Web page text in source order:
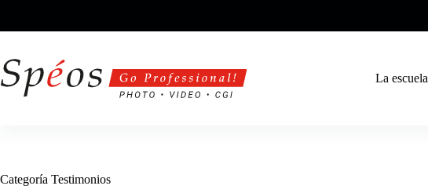
contenido
La escuela
Categoría Testimonios